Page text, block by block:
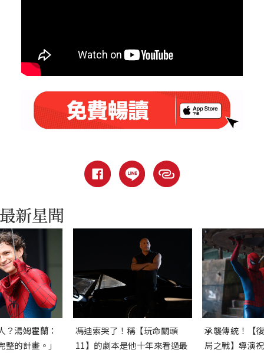
？湯姆霍蘭：
的計畫。」
馮迪索哭了！稱【玩命關頭
11】的劇本是他十年來看過最
承襲傳統！【
局之戰】導演